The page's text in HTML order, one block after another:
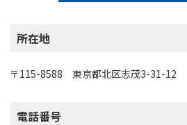
所在地
〒115-8588 東京都北区志茂3-31-12
電話番号